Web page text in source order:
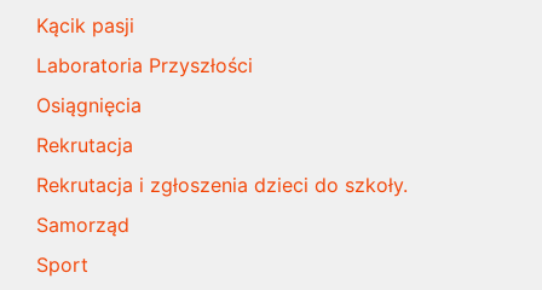
Kącik pasji
Laboratoria Przyszłości
Osiągnięcia
Rekrutacja
Rekrutacja i zgłoszenia dzieci do szkoły.
Samorząd
Sport